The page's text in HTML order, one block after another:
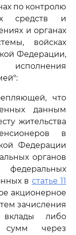
по контролю
средств и
и органах
войсках
Федерации,
исполнения
что
данным
жительства
в
Федерации
органов
в статье 11
акционерное
зачисления
либо
сумм через